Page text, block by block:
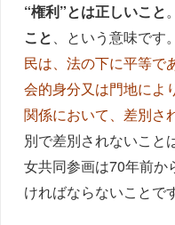
“権利”とは正しいこと。
こと、という意味です
民は、法の下に平等で
会的身分又は門地によ
関係において、差別さ
別で差別されないこと
女共同参画は70年前か
ければならないことです